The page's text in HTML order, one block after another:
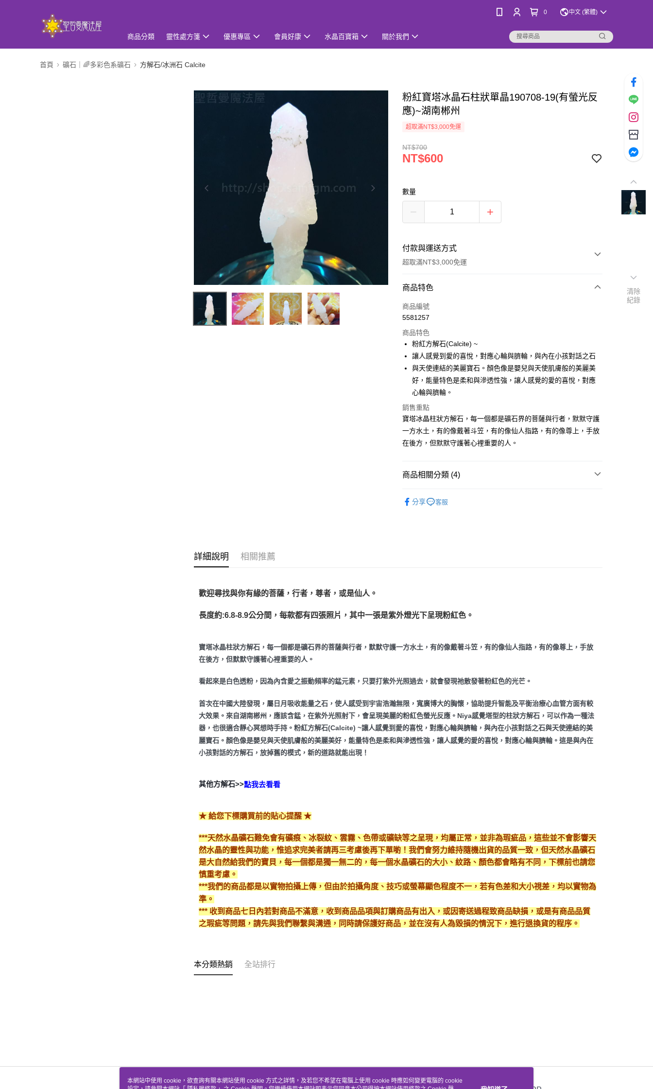
0 中文 (繁體)
商品分類 靈性處方箋 優惠專區 會員好康 水晶百寶箱 關於我們
首頁 礦石｜🌈多彩色系礦石 方解石/冰洲石 Calcite
粉紅寶塔冰晶石柱狀單晶190708-19(有螢光反
應)~湖南郴州
超取滿NT$3,000免運
NT$700
NT$600
數量
付款與運送方式
超取滿NT$3,000免運
付款方式
信用卡一次付款
LINE Pay
Apple Pay
街口支付
悠遊付
ATM付款
運送方式
每筆NT$80，滿NT$3,000(含以上)免運費
每筆NT$80，滿NT$3,000(含以上)免運費
商品特色
商品編號
5581257
商品特色
粉紅方解石(Calcite) ~
讓人感覺到愛的喜悅，對應心輪與臍輪，與內在小孩對話之石
與天使連結的美麗寶石。顏色像是嬰兒與天使肌膚般的美麗美
好，能量特色是柔和與滲透性強，讓人感覺的愛的喜悅，對應
心輪與臍輪。
銷售重點
寶塔冰晶柱狀方解石，每一個都是礦石界的菩薩與行者，默默守護
一方水土，有的像戴著斗笠，有的像仙人指路，有的像尊上，手放
在後方，但默默守護著心裡重要的人。
商品相關分類 (4)
分享 客服
詳細說明 相關推薦
歡迎尋找與你有緣的菩薩，行者，尊者，或是仙人。
長度約:6.8-8.9公分間，每款都有四張照片，其中一張是紫外燈光下呈現粉紅色。
寶塔冰晶柱狀方解石，每一個都是礦石界的菩薩與行者，默默守護一方水土，有的像戴著斗笠，有的像仙人指路，有的像尊上，手放
在後方，但默默守護著心裡重要的人。
看起來是白色透粉，因為內含愛之振動頻率的錳元素，只要打紫外光照過去，就會發現祂散發著粉紅色的光芒。
首次在中國大陸發現，屬日月吸收能量之石，使人感受到宇宙浩瀚無限，寬廣博大的胸懷，協助提升智能及平衡治療心血管方面有較
大效果。來自湖南郴州，應該含錳，在紫外光照射下，會呈現美麗的粉紅色螢光反應。Niya感覺塔型的柱狀方解石，可以作為一種法
器，也很適合靜心冥想時手持。粉紅方解石(Calcite) ~讓人感覺到愛的喜悅，對應心輪與臍輪，與內在小孩對話之石與天使連結的美
麗寶石。顏色像是嬰兒與天使肌膚般的美麗美好，能量特色是柔和與滲透性強，讓人感覺的愛的喜悅，對應心輪與臍輪。這是與內在
小孩對話的方解石，放掉舊的模式，新的道路就能出現！
其他方解石>>點我去看看
★ 給您下標購買前的貼心提醒 ★
***天然水晶礦石難免會有礦痕、冰裂紋、雲霧、色帶或礦缺等之呈現，均屬正常，並非為瑕疵品，這些並不會影響天
然水晶的靈性與功能，惟追求完美者請再三考慮後再下單喲！我們會努力維持隨機出貨的品質一致，但天然水晶礦石
是大自然給我們的寶貝，每一個都是獨一無二的，每一個水晶礦石的大小、紋路、顏色都會略有不同，下標前也請您
慎重考慮。
***我們的商品都是以實物拍攝上傳，但由於拍攝角度、技巧或螢幕顯色程度不一，若有色差和大小視差，均以實物為
準。
*** 收到商品七日內若對商品不滿意，收到商品品項與訂購商品有出入，或因寄送過程致商品缺損，或是有商品品質
之瑕疵等問題，請先與我們聯繫與溝通，同時請保護好商品，並在沒有人為毀損的情況下，進行退換貨的程序。
本分類熱銷 全站排行
清除
紀錄
本網站中使用 cookie，欲查詢有關本網站使用 cookie 方式之詳情，及若您不希望在電腦上使用 cookie 時應如何變更電腦的 cookie